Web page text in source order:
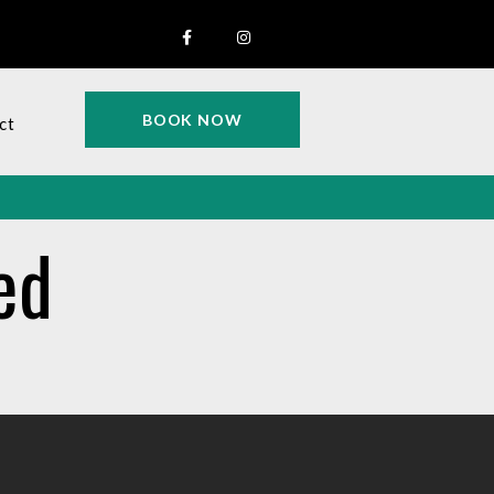
BOOK NOW